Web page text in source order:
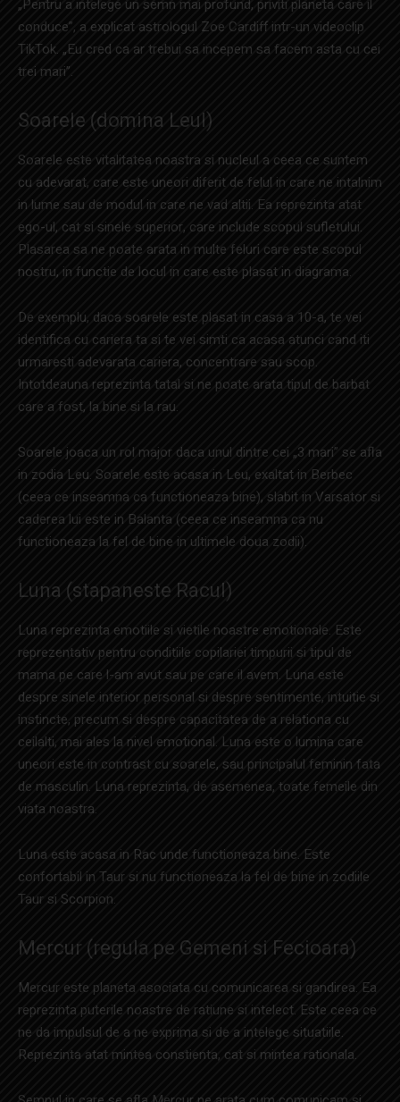
„Pentru a intelege un semn mai profund, priviti planeta care il
conduce”, a explicat astrologul Zoe Cardiff intr-un videoclip
TikTok. „Eu cred ca ar trebui sa incepem sa facem asta cu cei
trei mari”.
Soarele (domina Leul)
Soarele este vitalitatea noastra si nucleul a ceea ce suntem
cu adevarat, care este uneori diferit de felul in care ne intalnim
in lume sau de modul in care ne vad altii. Ea reprezinta atat
ego-ul, cat si sinele superior, care include scopul sufletului.
Plasarea sa ne poate arata in multe feluri care este scopul
nostru, in functie de locul in care este plasat in diagrama.
De exemplu, daca soarele este plasat in casa a 10-a, te vei
identifica cu cariera ta si te vei simti ca acasa atunci cand iti
urmaresti adevarata cariera, concentrare sau scop.
Intotdeauna reprezinta tatal si ne poate arata tipul de barbat
care a fost, la bine si la rau.
Soarele joaca un rol major daca unul dintre cei „3 mari” se afla
in zodia Leu. Soarele este acasa in Leu, exaltat in Berbec
(ceea ce inseamna ca functioneaza bine), slabit in Varsator si
caderea lui este in Balanta (ceea ce inseamna ca nu
functioneaza la fel de bine in ultimele doua zodii).
Luna (stapaneste Racul)
Luna reprezinta emotiile si vietile noastre emotionale. Este
reprezentativ pentru conditiile copilariei timpurii si tipul de
mama pe care l-am avut sau pe care il avem. Luna este
despre sinele interior personal si despre sentimente, intuitie si
instincte, precum si despre capacitatea de a relationa cu
ceilalti, mai ales la nivel emotional. Luna este o lumina care
uneori este in contrast cu soarele, sau principalul feminin fata
de masculin. Luna reprezinta, de asemenea, toate femeile din
viata noastra.
Luna este acasa in Rac unde functioneaza bine. Este
confortabil in Taur si nu functioneaza la fel de bine in zodiile
Taur si Scorpion.
Mercur (regula pe Gemeni si Fecioara)
Mercur este planeta asociata cu comunicarea si gandirea. Ea
reprezinta puterile noastre de ratiune si intelect. Este ceea ce
ne da impulsul de a ne exprima si de a intelege situatiile.
Reprezinta atat mintea constienta, cat si mintea rationala.